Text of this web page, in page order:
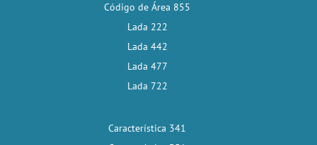
Código de Área 855
Lada 222
Lada 442
Lada 477
Lada 722
Característica 341